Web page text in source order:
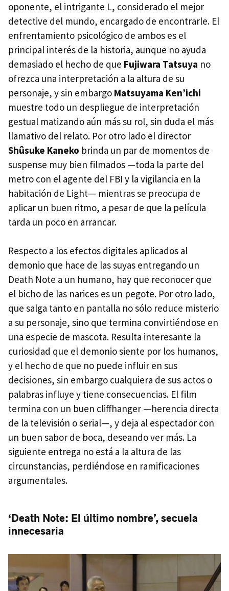
oponente, el intrigante L, considerado el mejor
detective del mundo, encargado de encontrarle. El
enfrentamiento psicológico de ambos es el
principal interés de la historia, aunque no ayuda
demasiado el hecho de que Fujiwara Tatsuya no
ofrezca una interpretación a la altura de su
personaje, y sin embargo Matsuyama Ken’ichi
muestre todo un despliegue de interpretación
gestual matizando aún más su rol, sin duda el más
llamativo del relato. Por otro lado el director
Shûsuke Kaneko brinda un par de momentos de
suspense muy bien filmados —toda la parte del
metro con el agente del FBI y la vigilancia en la
habitación de Light— mientras se preocupa de
aplicar un buen ritmo, a pesar de que la película
tarda un poco en arrancar.
Respecto a los efectos digitales aplicados al
demonio que hace de las suyas entregando un
Death Note a un humano, hay que reconocer que
el bicho de las narices es un pegote. Por otro lado,
que salga tanto en pantalla no sólo reduce misterio
a su personaje, sino que termina convirtiéndose en
una especie de mascota. Resulta interesante la
curiosidad que el demonio siente por los humanos,
y el hecho de que no puede influir en sus
decisiones, sin embargo cualquiera de sus actos o
palabras influye y tiene consecuencias. El film
termina con un buen cliffhanger —herencia directa
de la televisión o serial—, y deja al espectador con
un buen sabor de boca, deseando ver más. La
siguiente entrega no está a la altura de las
circunstancias, perdiéndose en ramificaciones
argumentales.
‘Death Note: El último nombre’, secuela
innecesaria